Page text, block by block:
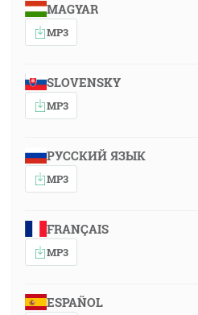
MAGYAR
MP3
SLOVENSKY
MP3
РУССКИЙ ЯЗЫК
MP3
FRANÇAIS
MP3
ESPAÑOL